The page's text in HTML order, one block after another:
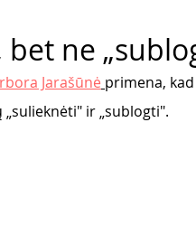
ne
Jarašūnė primena,
ir „sublogti".